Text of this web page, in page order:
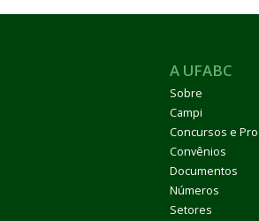
A UFABC
Sobre
Campi
Concursos e
Convênios
Documentos
Números
Setores